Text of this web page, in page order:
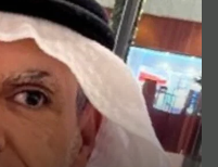
تتحول
القوة
إلى
فعل